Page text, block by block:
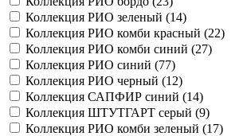
Коллекция РИО зеленый (14)
Коллекция РИО комби красный (22)
Коллекция РИО комби синий (27)
Коллекция РИО синий (77)
Коллекция РИО черный (12)
Коллекция САПФИР синий (14)
Коллекция ШТУТГАРТ серый (9)
Коллекция РИО комби зеленый (17)